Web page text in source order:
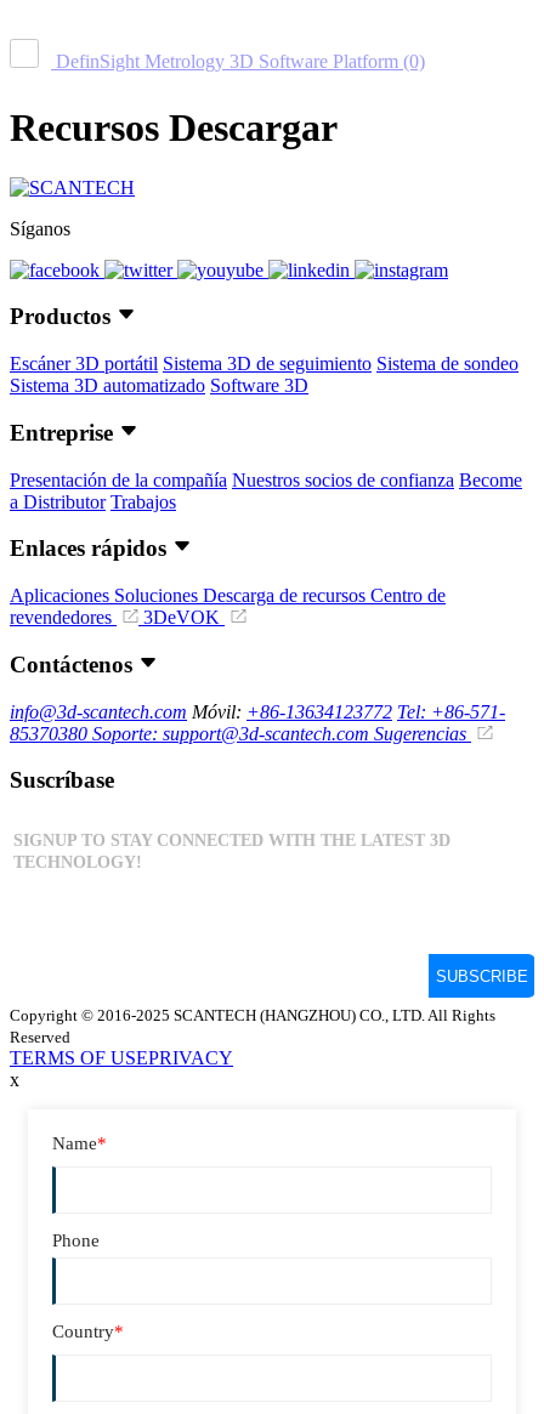
DefinSight Metrology 3D Software Platform (0)
Recursos Descargar
Síganos
Productos
Escáner 3D portátil Sistema 3D de seguimiento Sistema de sondeo
Sistema 3D automatizado Software 3D
Entreprise
Presentación de la compañía Nuestros socios de confianza Become
a Distributor Trabajos
Enlaces rápidos
Aplicaciones Soluciones Descarga de recursos Centro de
revendedores
3DeVOK
Contáctenos
info@3d-scantech.com Móvil: +86-13634123772 Tel: +86-571-
85370380 Soporte: support@3d-scantech.com Sugerencias
Suscríbase
Copyright © 2016-2025 SCANTECH (HANGZHOU) CO., LTD. All Rights
Reserved
TERMS OF USEPRIVACY
x
Name*
Phone
Country*